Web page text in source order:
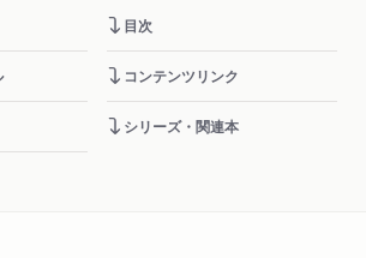
目次
コンテンツリンク
シリーズ・関連本